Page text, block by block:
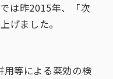
は昨2015年、「次
げました。
等による薬効の検